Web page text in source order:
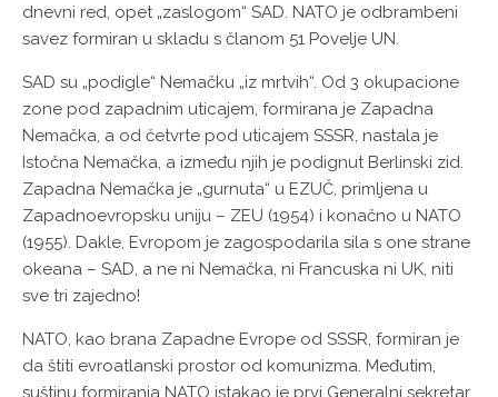
dnevni red, opet „zaslogom“ SAD. NATO je odbrambeni
savez formiran u skladu s članom 51 Povelje UN.
SAD su „podigle“ Nemačku „iz mrtvih“. Od 3 okupacione
zone pod zapadnim uticajem, formirana je Zapadna
Nemačka, a od četvrte pod uticajem SSSR, nastala je
Istočna Nemačka, a između njih je podignut Berlinski zid.
Zapadna Nemačka je „gurnuta“ u EZUČ, primljena u
Zapadnoevropsku uniju – ZEU (1954) i konačno u NATO
(1955). Dakle, Evropom je zagospodarila sila s one strane
okeana – SAD, a ne ni Nemačka, ni Francuska ni UK, niti
sve tri zajedno!
NATO, kao brana Zapadne Evrope od SSSR, formiran je
da štiti evroatlanski prostor od komunizma. Međutim,
suštinu formiranja NATO istakao je prvi Generalni sekretar